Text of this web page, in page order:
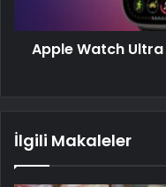
Apple Watch Ultra
İlgili Makaleler